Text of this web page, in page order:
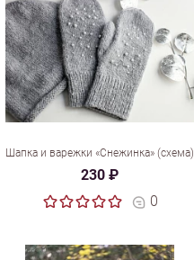
Шапка и варежки «Снежинка» (схема)
230 ₽
0